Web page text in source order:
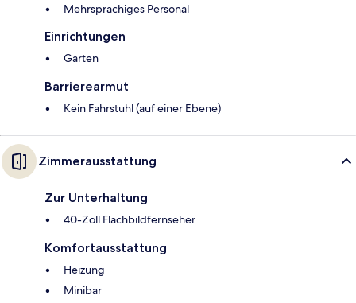
Mehrsprachiges Personal
Einrichtungen
Garten
Barrierearmut
Kein Fahrstuhl (auf einer Ebene)
Zimmerausstattung
Zur Unterhaltung
40-Zoll Flachbildfernseher
Komfortausstattung
Heizung
Minibar